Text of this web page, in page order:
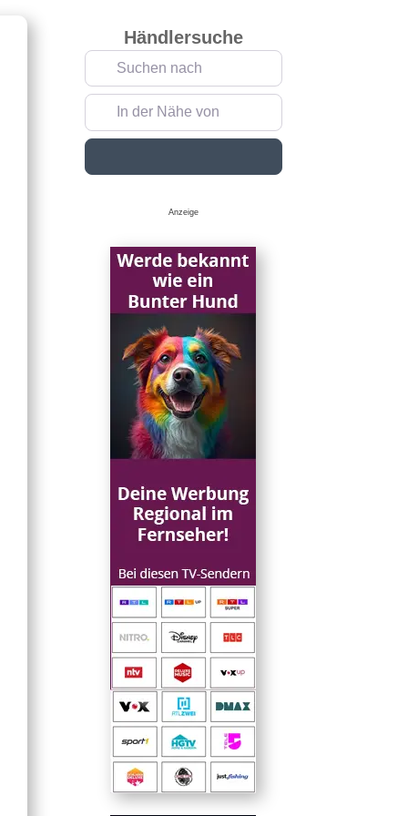
Händlersuche
Suchen nach
In der Nähe von
Anzeige